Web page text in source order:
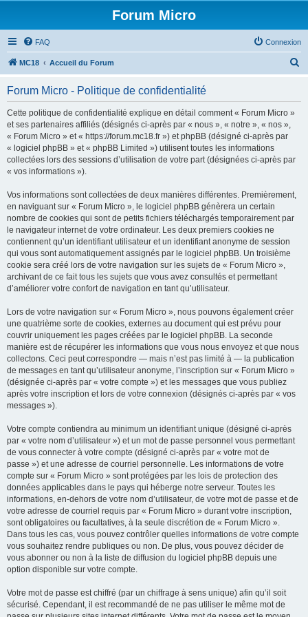
Forum Micro
FAQ Connexion
MC18 Accueil du Forum
Forum Micro - Politique de confidentialité
Cette politique de confidentialité explique en détail comment « Forum Micro »
et ses partenaires affiliés (désignés ci-après par « nous », « notre », « nos »,
« Forum Micro » et « https://forum.mc18.fr ») et phpBB (désigné ci-après par
« logiciel phpBB » et « phpBB Limited ») utilisent toutes les informations
collectées lors des sessions d’utilisation de votre part (désignées ci-après par
« vos informations »).
Vos informations sont collectées de deux manières différentes. Premièrement,
en naviguant sur « Forum Micro », le logiciel phpBB génèrera un certain
nombre de cookies qui sont de petits fichiers téléchargés temporairement par
le navigateur internet de votre ordinateur. Les deux premiers cookies ne
contiennent qu’un identifiant utilisateur et un identifiant anonyme de session
qui vous sont automatiquement assignés par le logiciel phpBB. Un troisième
cookie sera créé lors de votre navigation sur les sujets de « Forum Micro »,
archivant de ce fait tous les sujets que vous avez consultés et permettant
d’améliorer votre confort de navigation en tant qu’utilisateur.
Lors de votre navigation sur « Forum Micro », nous pouvons également créer
une quatrième sorte de cookies, externes au document qui est prévu pour
couvrir uniquement les pages créées par le logiciel phpBB. La seconde
manière est de récupérer les informations que vous nous envoyez et que nous
collectons. Ceci peut correspondre — mais n’est pas limité à — la publication
de messages en tant qu’utilisateur anonyme, l’inscription sur « Forum Micro »
(désignée ci-après par « votre compte ») et les messages que vous publiez
après votre inscription et lors de votre connexion (désignés ci-après par « vos
messages »).
Votre compte contiendra au minimum un identifiant unique (désigné ci-après
par « votre nom d’utilisateur ») et un mot de passe personnel vous permettant
de vous connecter à votre compte (désigné ci-après par « votre mot de
passe ») et une adresse de courriel personnelle. Les informations de votre
compte sur « Forum Micro » sont protégées par les lois de protection des
données applicables dans le pays qui héberge notre serveur. Toutes les
informations, en-dehors de votre nom d’utilisateur, de votre mot de passe et de
votre adresse de courriel requis par « Forum Micro » durant votre inscription,
sont obligatoires ou facultatives, à la seule discrétion de « Forum Micro ».
Dans tous les cas, vous pouvez contrôler quelles informations de votre compte
vous souhaitez rendre publiques ou non. De plus, vous pouvez décider de
vous abonner ou non à la liste de diffusion du logiciel phpBB depuis une
option disponible sur votre compte.
Votre mot de passe est chiffré (par un chiffrage à sens unique) afin qu’il soit
sécurisé. Cependant, il est recommandé de ne pas utiliser le même mot de